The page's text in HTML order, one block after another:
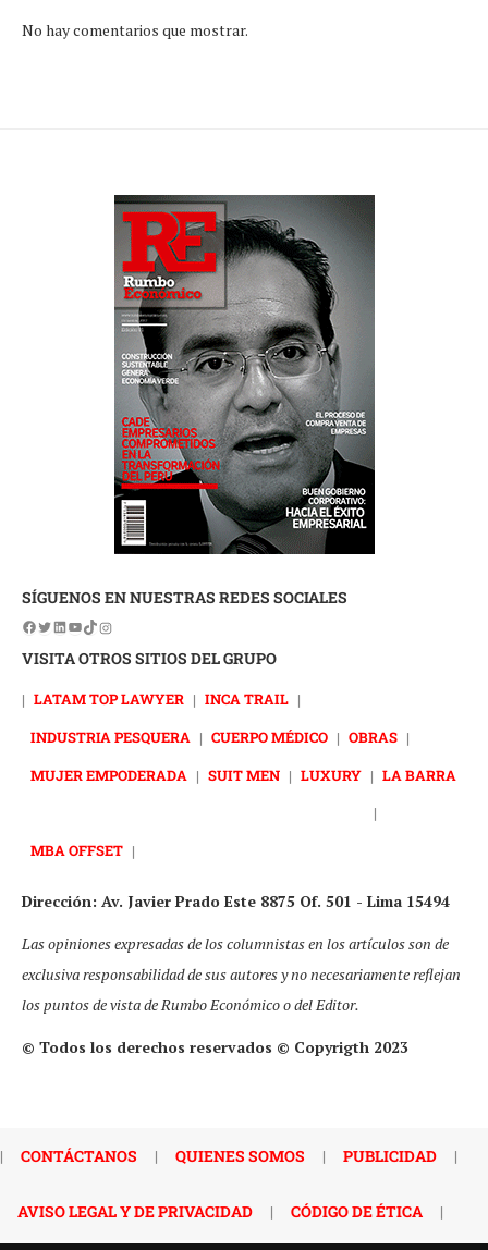
No hay comentarios que mostrar.
SÍGUENOS EN NUESTRAS REDES SOCIALES
VISITA OTROS SITIOS DEL GRUPO
| LATAM TOP LAWYER | INCA TRAIL |
INDUSTRIA PESQUERA | CUERPO MÉDICO | OBRAS |
MUJER EMPODERADA | SUIT MEN | LUXURY | LA BARRA
|
MBA OFFSET |
Dirección: Av. Javier Prado Este 8875 Of. 501 - Lima 15494
Las opiniones expresadas de los columnistas en los artículos son de
exclusiva responsabilidad de sus autores y no necesariamente reflejan
los puntos de vista de Rumbo Económico o del Editor.
© Todos los derechos reservados © Copyrigth 2023
| CONTÁCTANOS | QUIENES SOMOS | PUBLICIDAD |
AVISO LEGAL Y DE PRIVACIDAD | CÓDIGO DE ÉTICA |